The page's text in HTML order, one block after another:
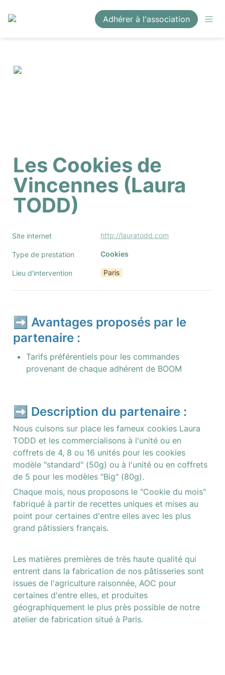
Adhérer à l'association
Les Cookies de
Vincennes (Laura
TODD)
Site internet http://lauratodd.com
Type de prestation Cookies
Lieu d'intervention Paris
➡️ Avantages proposés par le
partenaire :
Tarifs préférentiels pour les commandes
provenant de chaque adhérent de BOOM
➡️ Description du partenaire :
Nous cuisons sur place les fameux cookies Laura
TODD et les commercialisons à l'unité ou en
coffrets de 4, 8 ou 16 unités pour les cookies
modèle "standard" (50g) ou à l'unité ou en coffrets
de 5 pour les modèles "Big" (80g).
Chaque mois, nous proposons le "Cookie du mois"
fabriqué à partir de recettes uniques et mises au
point pour certaines d'entre elles avec les plus
grand pâtissiers français.
Les matières premières de très haute qualité qui
entrent dans la fabrication de nos pâtisseries sont
issues de l'agriculture raisonnée, AOC pour
certaines d'entre elles, et produites
géographiquement le plus près possible de notre
atelier de fabrication situé à Paris.